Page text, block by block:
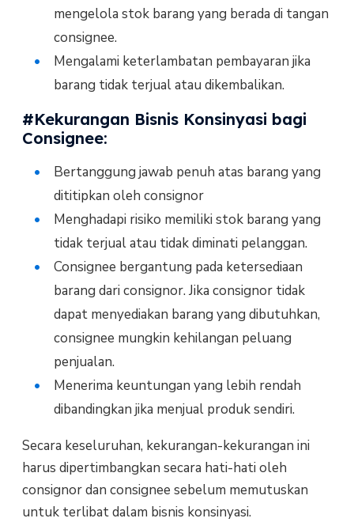
mengelola stok barang yang berada di tangan
consignee.
Mengalami keterlambatan pembayaran jika
barang tidak terjual atau dikembalikan.
#Kekurangan Bisnis Konsinyasi bagi
Consignee:
Bertanggung jawab penuh atas barang yang
dititipkan oleh consignor
Menghadapi risiko memiliki stok barang yang
tidak terjual atau tidak diminati pelanggan.
Consignee bergantung pada ketersediaan
barang dari consignor. Jika consignor tidak
dapat menyediakan barang yang dibutuhkan,
consignee mungkin kehilangan peluang
penjualan.
Menerima keuntungan yang lebih rendah
dibandingkan jika menjual produk sendiri.
Secara keseluruhan, kekurangan-kekurangan ini
harus dipertimbangkan secara hati-hati oleh
consignor dan consignee sebelum memutuskan
untuk terlibat dalam bisnis konsinyasi.